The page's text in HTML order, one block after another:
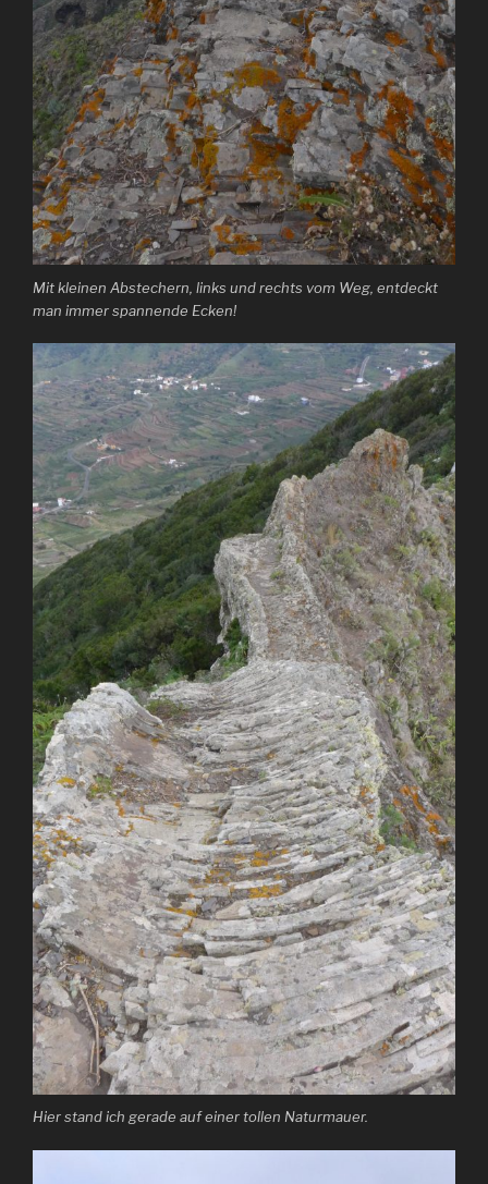
Mit kleinen Abstechern, links und rechts vom Weg, entdeckt
man immer spannende Ecken!
Hier stand ich gerade auf einer tollen Naturmauer.